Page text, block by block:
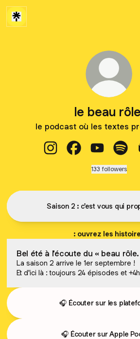
le beau
le podcast où les textes
133 followers
Saison 2 : c'est vous qui
: ouvrez les
Bel été à l'écoute du « beau rôle.
La saison 2 arrive le 1er septembre !
Et d'ici là : toujours 24 épisodes et
🎧 Écouter sur les
🎧 Écouter sur Apple